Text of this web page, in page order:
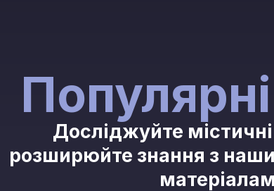
Популярні
Досліджуйте
розширюйте знання з